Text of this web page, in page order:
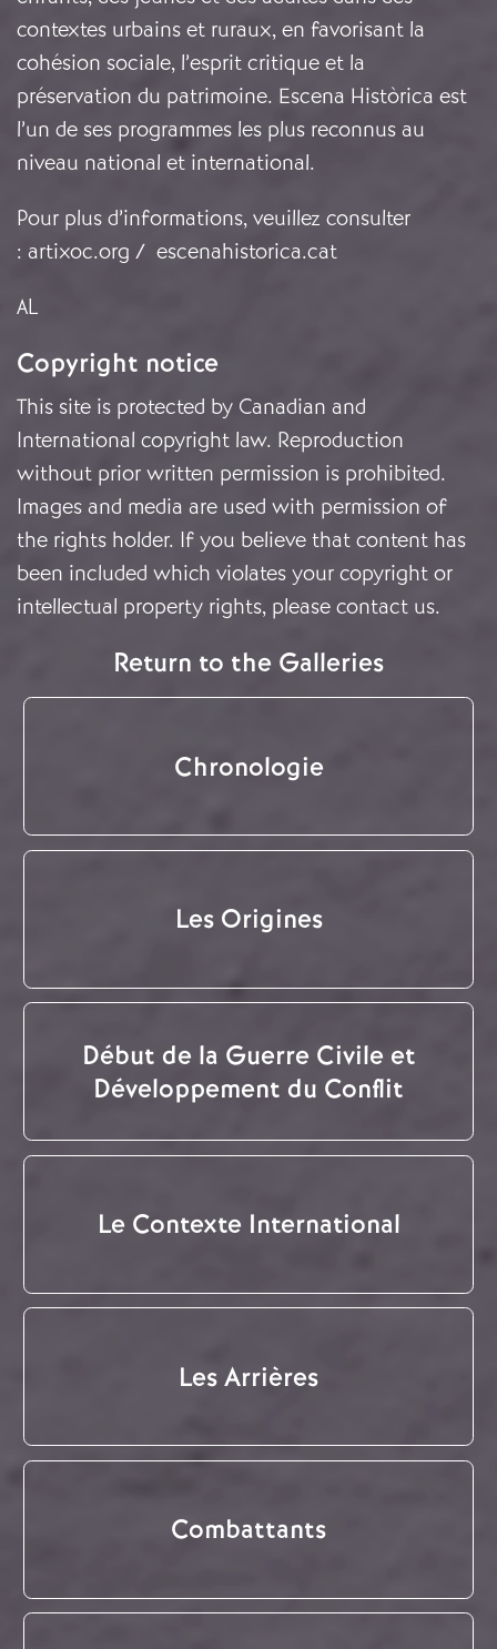
contextes urbains et ruraux, en favorisant la
cohésion sociale, l’esprit critique et la
préservation du patrimoine. Escena Històrica est
l’un de ses programmes les plus reconnus au
niveau national et international.
Pour plus d’informations, veuillez consulter
: artixoc.org / escenahistorica.cat
AL
Copyright notice
This site is protected by Canadian and
International copyright law. Reproduction
without prior written permission is prohibited.
Images and media are used with permission of
the rights holder. If you believe that content has
been included which violates your copyright or
intellectual property rights, please contact us.
Return to the Galleries
Chronologie
Les Origines
Début de la Guerre Civile et
Développement du Conflit
Le Contexte International
Les Arrières
Combattants